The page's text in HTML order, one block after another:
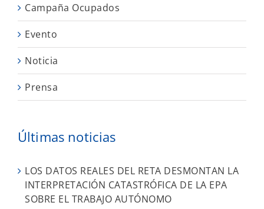
Campaña Ocupados
Evento
Noticia
Prensa
Últimas noticias
LOS DATOS REALES DEL RETA DESMONTAN LA
INTERPRETACIÓN CATASTRÓFICA DE LA EPA
SOBRE EL TRABAJO AUTÓNOMO